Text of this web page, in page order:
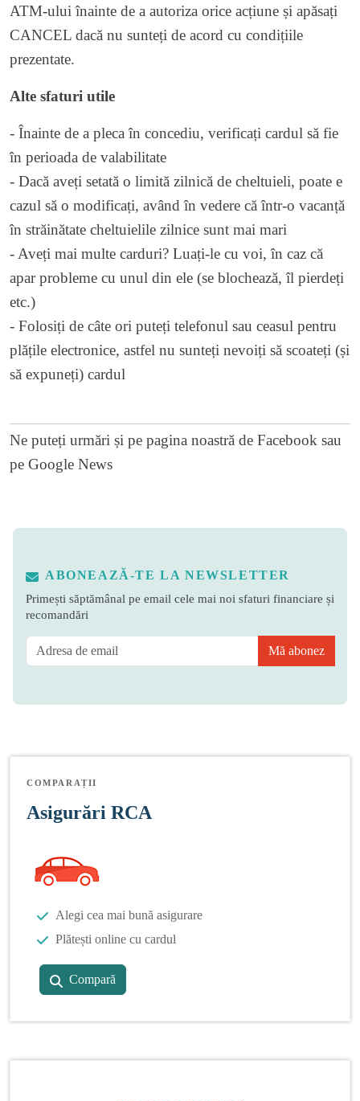
ATM-ului înainte de a autoriza orice acțiune și apăsați
CANCEL dacă nu sunteți de acord cu condițiile
prezentate.
Alte sfaturi utile
- Înainte de a pleca în concediu, verificați cardul să fie
în perioada de valabilitate
- Dacă aveți setată o limită zilnică de cheltuieli, poate e
cazul să o modificați, având în vedere că într-o vacanță
în străinătate cheltuielile zilnice sunt mai mari
- Aveți mai multe carduri? Luați-le cu voi, în caz că
apar probleme cu unul din ele (se blochează, îl pierdeți
etc.)
- Folosiți de câte ori puteți telefonul sau ceasul pentru
plățile electronice, astfel nu sunteți nevoiți să scoateți (și
să expuneți) cardul
Ne puteți urmări și pe pagina noastră de Facebook sau
pe Google News
ABONEAZĂ-TE LA NEWSLETTER
Primești săptămânal pe email cele mai noi sfaturi financiare și
recomandări
Mă abonez
COMPARAȚII
Asigurări RCA
Alegi cea mai bună asigurare
Plătești online cu cardul
Compară